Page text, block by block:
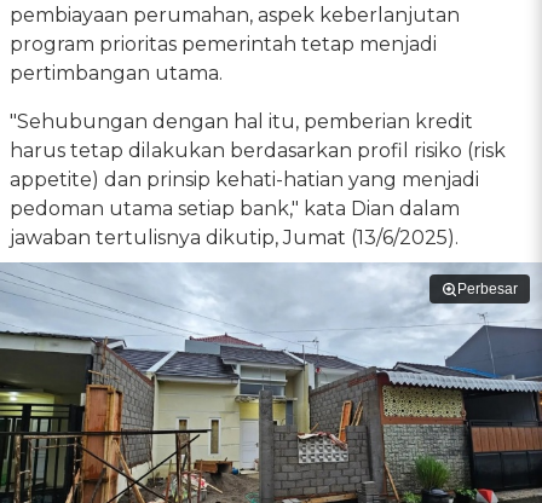
pembiayaan perumahan, aspek keberlanjutan
program prioritas pemerintah tetap menjadi
pertimbangan utama.
"Sehubungan dengan hal itu, pemberian kredit
harus tetap dilakukan berdasarkan profil risiko (risk
appetite) dan prinsip kehati-hatian yang menjadi
pedoman utama setiap bank," kata Dian dalam
jawaban tertulisnya dikutip, Jumat (13/6/2025).
Perbesar